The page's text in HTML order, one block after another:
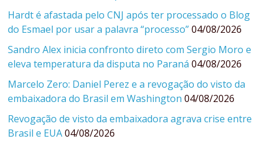
Hardt é afastada pelo CNJ após ter processado o Blog
do Esmael por usar a palavra “processo” 04/08/2026
Sandro Alex inicia confronto direto com Sergio Moro e
eleva temperatura da disputa no Paraná 04/08/2026
Marcelo Zero: Daniel Perez e a revogação do visto da
embaixadora do Brasil em Washington 04/08/2026
Revogação de visto da embaixadora agrava crise entre
Brasil e EUA 04/08/2026